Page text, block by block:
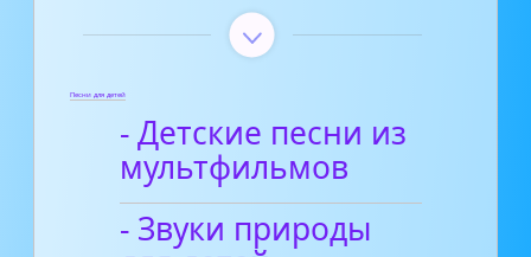
Песни для детей
- Детские песни из
мультфильмов
- Звуки природы